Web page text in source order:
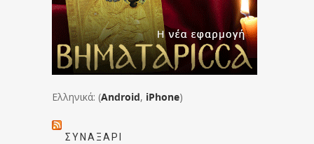
Ελληνικά: (Android, iPhone)
ΣΥΝΑΞΆΡΙ